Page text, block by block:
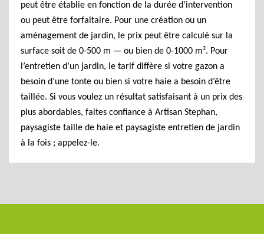
peut être établie en fonction de la durée d’intervention
ou peut être forfaitaire. Pour une création ou un
aménagement de jardin, le prix peut être calculé sur la
surface soit de 0-500 m — ou bien de 0-1000 m². Pour
l’entretien d’un jardin, le tarif diffère si votre gazon a
besoin d’une tonte ou bien si votre haie a besoin d’être
taillée. Si vous voulez un résultat satisfaisant à un prix des
plus abordables, faites confiance à Artisan Stephan,
paysagiste taille de haie et paysagiste entretien de jardin
à la fois ; appelez-le.